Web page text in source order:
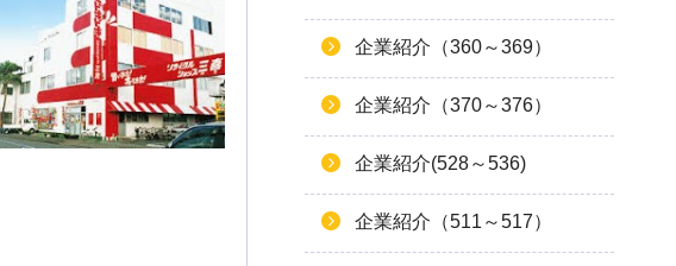
企業紹介（360～369）
企業紹介（370～376）
企業紹介(528～536)
企業紹介（511～517）